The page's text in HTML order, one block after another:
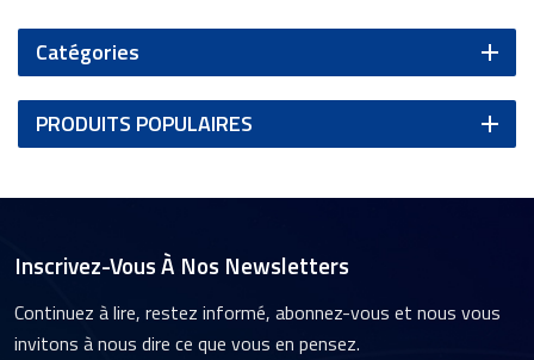
Catégories
PRODUITS POPULAIRES
Inscrivez-Vous À Nos Newsletters
Continuez à lire, restez informé, abonnez-vous et nous vous
invitons à nous dire ce que vous en pensez.